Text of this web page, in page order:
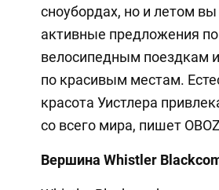
сноубордах, но и летом вы
активные предложения по
велосипедным поездкам
по красивым местам.
красота Уистлера
со всего мира, пишет
Вершина Whistler